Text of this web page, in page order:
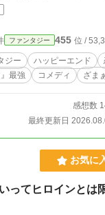
強種族！ 「何それ意味わかんない。強く
らこそ、努力してもっと
を持つ幼竜・アルドラク
踏み倒し、独学で魔法と
試
して旅に出た彼は、貴族の令
と呼ばれる世界級の脅威や
れは、“怠惰が美徳”な最強種族に
と成長を繰り広げる、 最強
冒険ファンタジー”開幕！
ファンタジー 455 位 /
ジー ハッピーエンド
最強 コメディ ざま
感想数
最終更新日
お気に
ってヒロインとは